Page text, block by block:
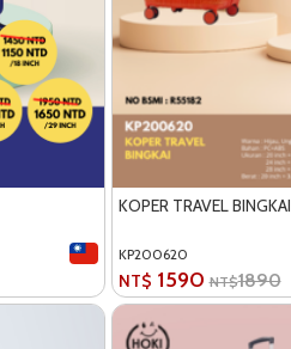
KOPER TRAVEL BINGKAI
KP200620
NT$ 1590 NT$1890